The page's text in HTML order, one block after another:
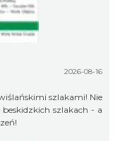
2026-08-16
szlakami! Nie
szlakach - a